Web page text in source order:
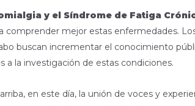
y el Síndrome de Fatiga
comprender mejor estas enfermedades.
buscan incrementar el conocimiento
a la investigación de estas condiciones.
en este día, la unión de voces y